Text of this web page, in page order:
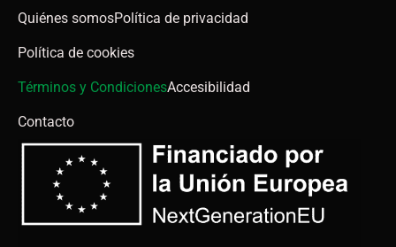
Quiénes somosPolítica de privacidad
Política de cookies
Términos y CondicionesAccesibilidad
Contacto